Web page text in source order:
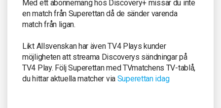
Med ett abonnemang hos Discovery+ missar du inte
en match från Superettan då de sänder varenda
match från ligan.
Likt Allsvenskan har även TV4 Plays kunder
möjligheten att streama Discoverys sändningar på
TV4 Play. Följ Superettan med TVmatchens TV-tablå,
du hittar aktuella matcher via Superettan idag